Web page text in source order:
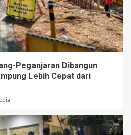
Peganjaran Dibangun
Lebih Cepat dari